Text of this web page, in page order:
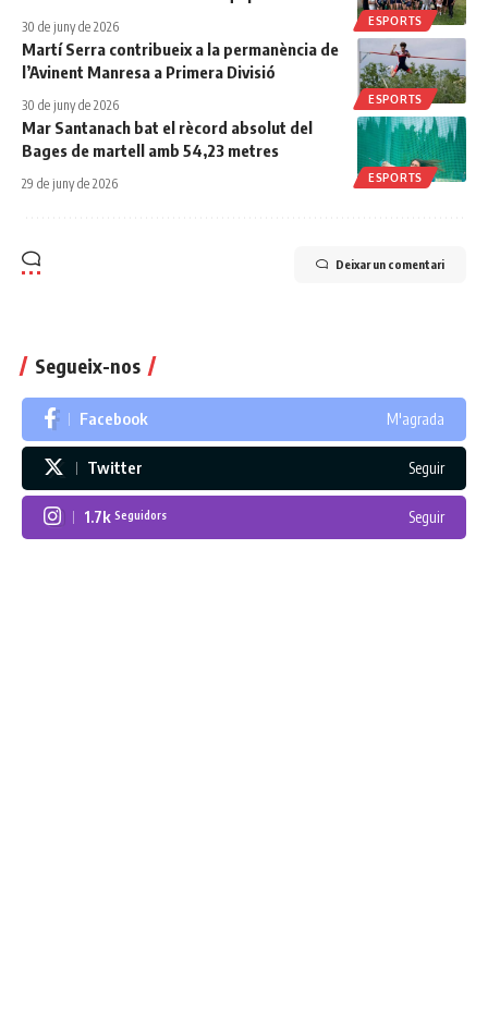
ESPORTS
30 de juny de 2026
ESPORTS
Martí Serra contribueix a la permanència de
l’Avinent Manresa a Primera Divisió
30 de juny de 2026
ESPORTS
Mar Santanach bat el rècord absolut del
Bages de martell amb 54,23 metres
29 de juny de 2026
Deixar un comentari
Segueix-nos
Facebook M'agrada
Twitter Seguir
1.7k Seguidors Seguir